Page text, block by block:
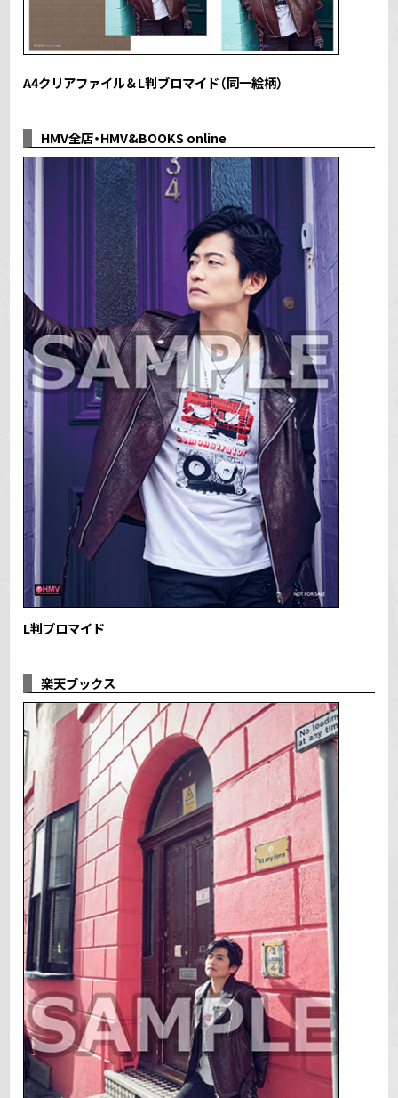
A4クリアファイル＆L判ブロマイド（同一絵柄）
HMV全店・HMV&BOOKS online
L判ブロマイド
楽天ブックス